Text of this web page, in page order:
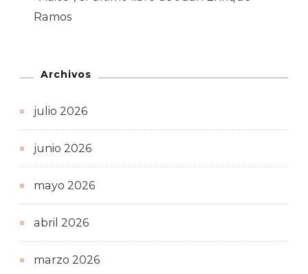
Ramos
Archivos
julio 2026
junio 2026
mayo 2026
abril 2026
marzo 2026